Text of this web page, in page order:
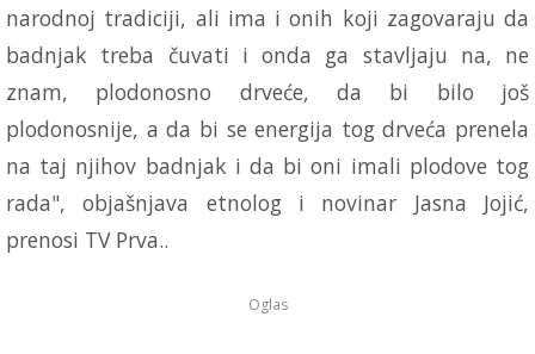
narodnoj tradiciji, ali ima i onih koji zagovaraju da
badnjak treba čuvati i onda ga stavljaju na, ne
znam, plodonosno drveće, da bi bilo još
plodonosnije, a da bi se energija tog drveća prenela
na taj njihov badnjak i da bi oni imali plodove tog
rada", objašnjava etnolog i novinar Jasna Jojić,
prenosi TV Prva..
Oglas